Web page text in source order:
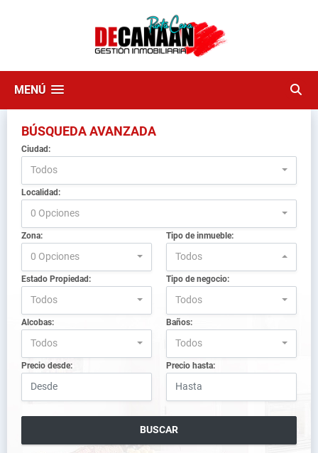
MENÚ
BÚSQUEDA AVANZADA
Ciudad:
Todos
Localidad:
0 Opciones
Zona:
0 Opciones
Tipo de inmueble:
Todos
Estado Propiedad:
Todos
Tipo de negocio:
Todos
Alcobas:
Todos
Baños:
Todos
Precio desde: Precio hasta:
BUSCAR